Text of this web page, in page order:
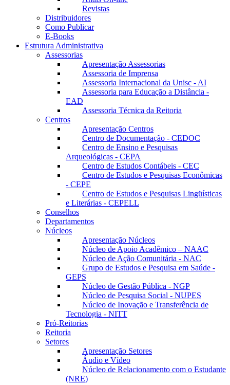
Revistas
Distribuidores
Como Publicar
E-Books
Estrutura Administrativa
Assessorias
Apresentação Assessorias
Assessoria de Imprensa
Assessoria Internacional da Unisc - AI
Assessoria para Educação a Distância -
EAD
Assessoria Técnica da Reitoria
Centros
Apresentação Centros
Centro de Documentação - CEDOC
Centro de Ensino e Pesquisas
Arqueológicas - CEPA
Centro de Estudos Contábeis - CEC
Centro de Estudos e Pesquisas Econômicas
- CEPE
Centro de Estudos e Pesquisas Lingüísticas
e Literárias - CEPELL
Conselhos
Departamentos
Núcleos
Apresentação Núcleos
Núcleo de Apoio Acadêmico – NAAC
Núcleo de Ação Comunitária - NAC
Grupo de Estudos e Pesquisa em Saúde -
GEPS
Núcleo de Gestão Pública - NGP
Núcleo de Pesquisa Social - NUPES
Núcleo de Inovação e Transferência de
Tecnologia - NITT
Pró-Reitorias
Reitoria
Setores
Apresentação Setores
Áudio e Vídeo
Núcleo de Relacionamento com o Estudante
(NRE)